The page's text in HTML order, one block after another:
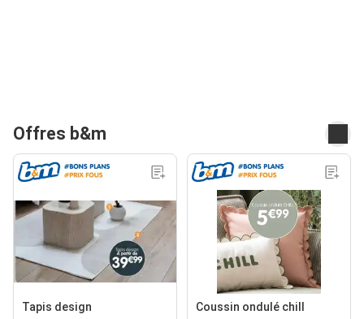
Offres b&m
Tapis design Coussin ondulé chill